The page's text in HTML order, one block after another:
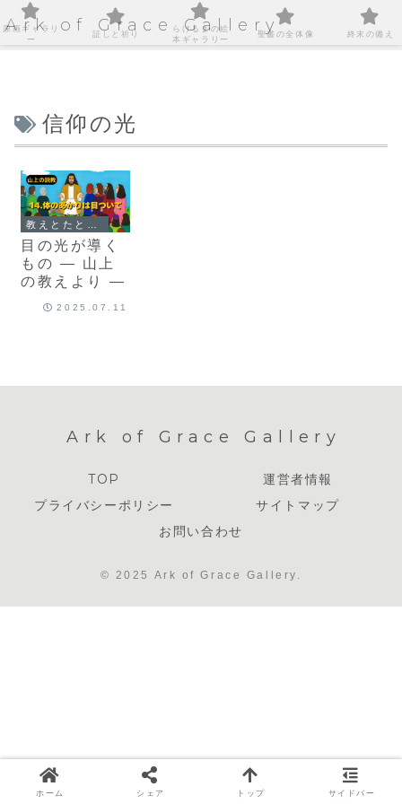
Ark of Grace Gallery
信仰の光
目の光が導く
もの ― 山上
の教えより ―
2025.07.11
Ark of Grace Gallery
TOP
運営者情報
プライバシーポリシー
サイトマップ
お問い合わせ
© 2025 Ark of Grace Gallery.
原画ギャラリ
ー
証しと祈り
らけるまの絵
本ギャラリー
聖書の全体像 終末の備え
ホーム シェア トップ サイドバー